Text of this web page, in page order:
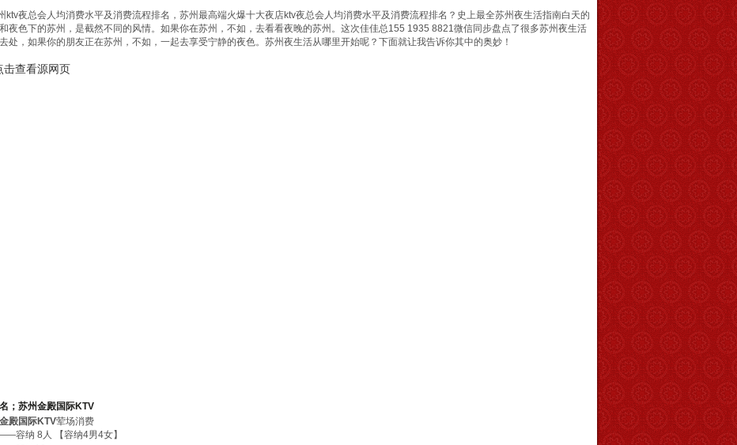
ktv夜总会人均消费水平及消费流程排名，苏州最高端火爆十大夜店ktv夜总会人均消费水平及消费流程排名？史上最全苏州夜生活指南白天的
夜色下的苏州，是截然不同的风情。如果你在苏州，不如，去看看夜晚的苏州。这次佳佳总155 1935 8821微信同步盘点了很多苏州夜生活
处，如果你的朋友正在苏州，不如，一起去享受宁静的夜色。苏州夜生活从哪里开始呢？下面就让我告诉你其中的奥妙！
；苏州金殿国际KTV
殿国际KTV荤场消费
容纳 8人 【容纳4男4女】